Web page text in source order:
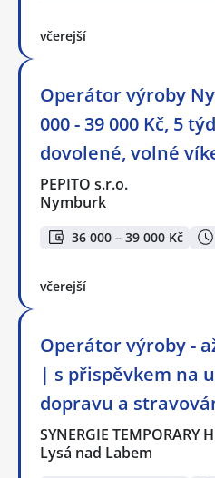
včerejší
Operátor výroby
000 - 39 000 Kč, 5
dovolené, volné
PEPITO s.r.o.
Nymburk
36 000 – 39 000 Kč
včerejší
Operátor výroby -
| s přispěvkem na
dopravu a
SYNERGIE TEMPORARY
Lysá nad Labem